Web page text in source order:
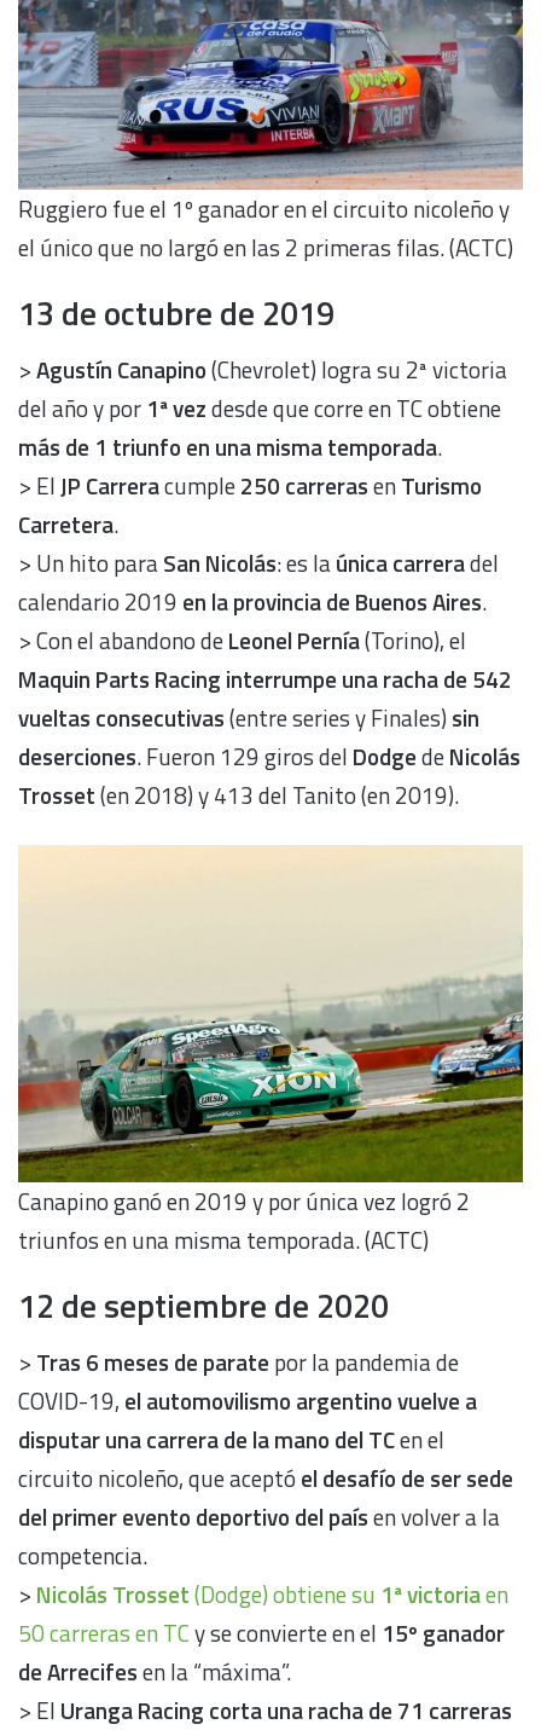
Ruggiero fue el 1º ganador en el circuito nicoleño y
el único que no largó en las 2 primeras filas. (ACTC)
13 de octubre de 2019
>Agustín Canapino(Chevrolet) logra su 2ª victoria
del año y por 1ª vezdesde que corre en TC obtiene
más de 1 triunfo en una misma temporada.
> ElJP Carreracumple250 carrerasenTurismo
Carretera.
> Un hito paraSan Nicolás: es laúnica carreradel
calendario 2019 en la provincia de Buenos Aires.
> Con el abandono deLeonel Pernía(Torino), el
Maquin Parts Racing interrumpe una racha de 542
vueltas consecutivas(entre series y Finales) sin
deserciones. Fueron 129 giros del DodgedeNicolás
Trosset(en 2018) y 413 del Tanito (en 2019).
Canapino ganó en 2019 y por única vez logró 2
triunfos en una misma temporada. (ACTC)
12 de septiembre de 2020
> Tras 6 meses de parate por la pandemia de
COVID-19, el automovilismo argentino vuelve a
disputar una carrera de la mano del TCen el
circuito nicoleño, que aceptó el desafío de ser sede
del primer evento deportivo del paísen volver a la
competencia.
> Nicolás Trosset(Dodge) obtiene su 1ª victoriaen
50 carreras en TCy se convierte en el 15º ganador
de Arrecifesen la “máxima”.
> El Uranga Racing corta una racha de 71 carreras